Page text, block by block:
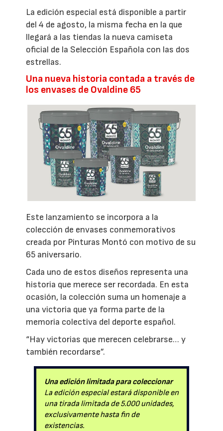
La edición especial está disponible a partir
del 4 de agosto, la misma fecha en la que
llegará a las tiendas la nueva camiseta
oficial de la Selección Española con las dos
estrellas.
Una nueva historia contada a través de
los envases de Ovaldine 65
Este lanzamiento se incorpora a la
colección de envases conmemorativos
creada por Pinturas Montó con motivo de su
65 aniversario.
Cada uno de estos diseños representa una
historia que merece ser recordada. En esta
ocasión, la colección suma un homenaje a
una victoria que ya forma parte de la
memoria colectiva del deporte español.
“Hay victorias que merecen celebrarse… y
también recordarse”.
Una edición limitada para coleccionar
La edición especial estará disponible en
una tirada limitada de 5.000 unidades,
exclusivamente hasta fin de
existencias.